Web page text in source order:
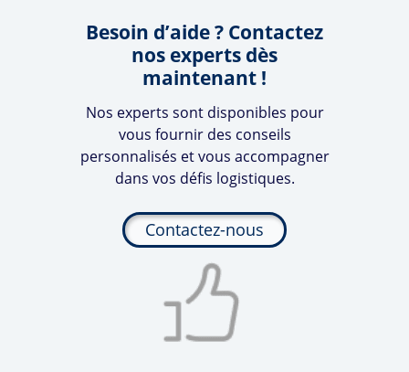
Besoin d’aide ? Contactez
nos experts dès
maintenant !
Nos experts sont disponibles pour
vous fournir des conseils
personnalisés et vous accompagner
dans vos défis logistiques.
Contactez-nous